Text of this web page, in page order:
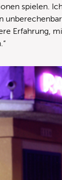
spielen.
Erfahrung,